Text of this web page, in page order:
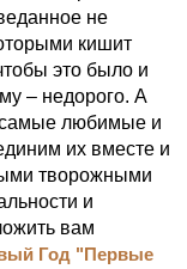
не
кишит
это было и
– недорого. А
самые любимые и
их вместе и
творожными
и
вам
Год "Первые